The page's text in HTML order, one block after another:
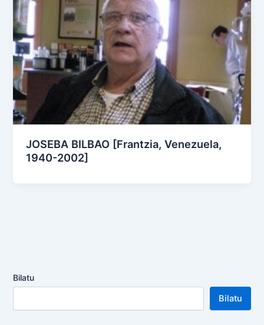
JOSEBA BILBAO [Frantzia, Venezuela,
1940-2002]
Bilatu
Bilatu